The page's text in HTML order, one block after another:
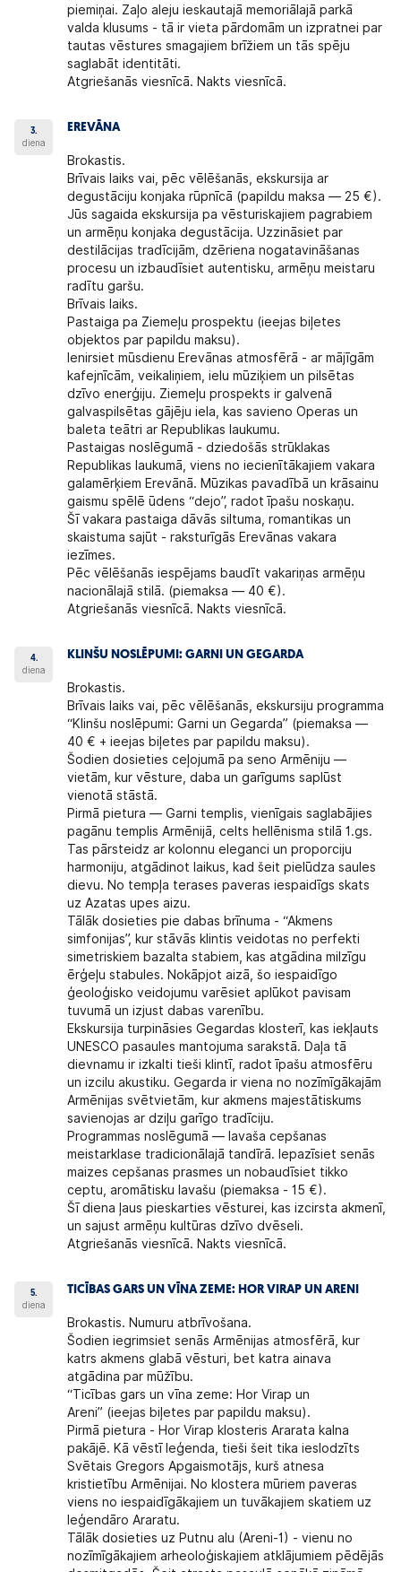
piemiņai. Zaļo aleju ieskautajā memoriālajā parkā
valda klusums - tā ir vieta pārdomām un izpratnei par
tautas vēstures smagajiem brīžiem un tās spēju
saglabāt identitāti.
Atgriešanās viesnīcā. Nakts viesnīcā.
3.
diena
EREVĀNA
Brokastis.
Brīvais laiks vai, pēc vēlēšanās, ekskursija ar
degustāciju konjaka rūpnīcā (papildu maksa — 25 €).
Jūs sagaida ekskursija pa vēsturiskajiem pagrabiem
un armēņu konjaka degustācija. Uzzināsiet par
destilācijas tradīcijām, dzēriena nogatavināšanas
procesu un izbaudīsiet autentisku, armēņu meistaru
radītu garšu.
Brīvais laiks.
Pastaiga pa Ziemeļu prospektu (ieejas biļetes
objektos par papildu maksu).
Ienirsiet mūsdienu Erevānas atmosfērā - ar mājīgām
kafejnīcām, veikaliņiem, ielu mūziķiem un pilsētas
dzīvo enerģiju. Ziemeļu prospekts ir galvenā
galvaspilsētas gājēju iela, kas savieno Operas un
baleta teātri ar Republikas laukumu.
Pastaigas noslēgumā - dziedošās strūklakas
Republikas laukumā, viens no iecienītākajiem vakara
galamērķiem Erevānā. Mūzikas pavadībā un krāsainu
gaismu spēlē ūdens “dejo”, radot īpašu noskaņu.
Šī vakara pastaiga dāvās siltuma, romantikas un
skaistuma sajūt - raksturīgās Erevānas vakara
iezīmes.
Pēc vēlēšanās iespējams baudīt vakariņas armēņu
nacionālajā stilā. (piemaksa — 40 €).
Atgriešanās viesnīcā. Nakts viesnīcā.
4.
diena
KLINŠU NOSLĒPUMI: GARNI UN GEGARDA
Brokastis.
Brīvais laiks vai, pēc vēlēšanās, ekskursiju programma
“Klinšu noslēpumi: Garni un Gegarda” (piemaksa —
40 € + ieejas biļetes par papildu maksu).
Šodien dosieties ceļojumā pa seno Armēniju —
vietām, kur vēsture, daba un garīgums saplūst
vienotā stāstā.
Pirmā pietura — Garni templis, vienīgais saglabājies
pagānu templis Armēnijā, celts hellēnisma stilā 1.gs.
Tas pārsteidz ar kolonnu eleganci un proporciju
harmoniju, atgādinot laikus, kad šeit pielūdza saules
dievu. No tempļa terases paveras iespaidīgs skats
uz Azatas upes aizu.
Tālāk dosieties pie dabas brīnuma - “Akmens
simfonijas”, kur stāvās klintis veidotas no perfekti
simetriskiem bazalta stabiem, kas atgādina milzīgu
ērģeļu stabules. Nokāpjot aizā, šo iespaidīgo
ģeoloģisko veidojumu varēsiet aplūkot pavisam
tuvumā un izjust dabas varenību.
Ekskursija turpināsies Gegardas klosterī, kas iekļauts
UNESCO pasaules mantojuma sarakstā. Daļa tā
dievnamu ir izkalti tieši klintī, radot īpašu atmosfēru
un izcilu akustiku. Gegarda ir viena no nozīmīgākajām
Armēnijas svētvietām, kur akmens majestātiskums
savienojas ar dziļu garīgo tradīciju.
Programmas noslēgumā — lavaša cepšanas
meistarklase tradicionālajā tandīrā. Iepazīsiet senās
maizes cepšanas prasmes un nobaudīsiet tikko
ceptu, aromātisku lavašu (piemaksa - 15 €).
Šī diena ļaus pieskarties vēsturei, kas izcirsta akmenī,
un sajust armēņu kultūras dzīvo dvēseli.
Atgriešanās viesnīcā. Nakts viesnīcā.
5.
diena
TICĪBAS GARS UN VĪNA ZEME: HOR VIRAP UN ARENI
Brokastis. Numuru atbrīvošana.
Šodien iegrimsiet senās Armēnijas atmosfērā, kur
katrs akmens glabā vēsturi, bet katra ainava
atgādina par mūžību.
“Ticības gars un vīna zeme: Hor Virap un
Areni” (ieejas biļetes par papildu maksu).
Pirmā pietura - Hor Virap klosteris Ararata kalna
pakājē. Kā vēstī leģenda, tieši šeit tika ieslodzīts
Svētais Gregors Apgaismotājs, kurš atnesa
kristietību Armēnijai. No klostera mūriem paveras
viens no iespaidīgākajiem un tuvākajiem skatiem uz
leģendāro Araratu.
Tālāk dosieties uz Putnu alu (Areni-1) - vienu no
nozīmīgākajiem arheoloģiskajiem atklājumiem pēdējās